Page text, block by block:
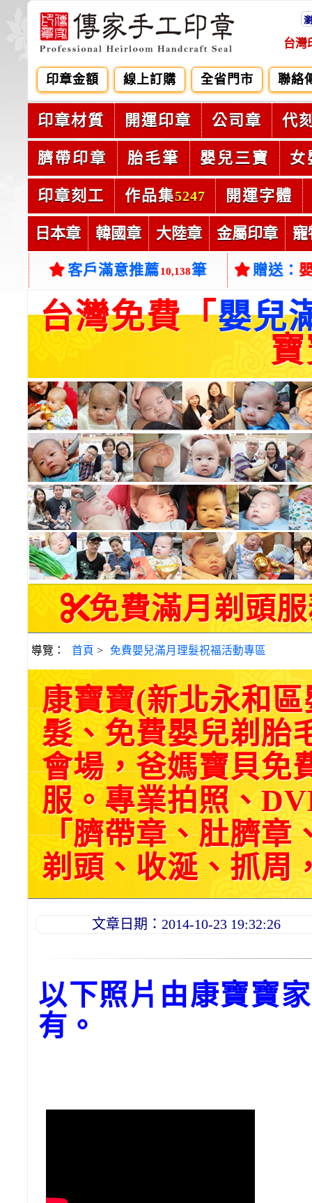
台灣
印章金額 線上訂購 全省門市 聯絡
印章材質 開運印章 公司章 代
臍帶印章 胎毛筆 嬰兒三寶 女
印章刻工 作品集5247 開運字體
日本章 韓國章 大陸章 金屬印章 寵
客戶滿意推薦10,138筆 贈送：
台灣免費「嬰兒
免費滿月剃頭服
導覽： 首頁 > 免費嬰兒滿月理髮祝福活動專區
康寶寶(新北永和
髮、免費嬰兒剃胎
會場，爸媽寶貝免
服。專業拍照、
「臍帶章、肚臍章
剃頭、收涎、抓周
文章日期：2014-10-23 19:32:26
以下照片由康寶寶
有。